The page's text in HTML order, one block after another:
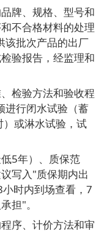
牌、规格、型号和
不合格材料的处理
该批次产品的出厂
验报告，经监理和
检验方法和验收程
进行闭水试验（蓄
）或淋水试验，试
5年）、质保范
写入"质保期内出
小时内到场查看， 7
担"。
序、计价方法和审